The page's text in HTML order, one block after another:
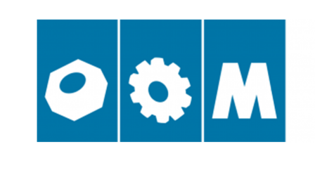
KALENDER
OVER VAKTIEF
CONTACT